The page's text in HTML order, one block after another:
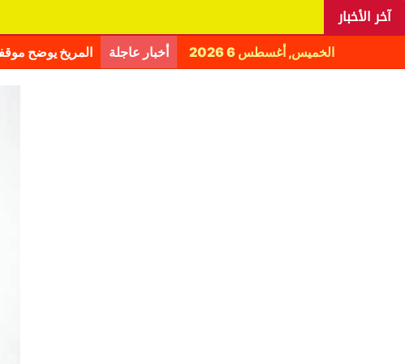
آخر الأخبار
الخميس, أغسطس 6 2026 أخبار عاجلة المريخ يوضح